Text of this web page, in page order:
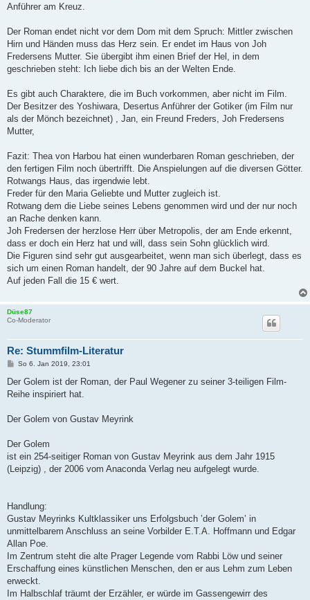
Anführer am Kreuz.
Der Roman endet nicht vor dem Dom mit dem Spruch: Mittler zwischen
Hirn und Händen muss das Herz sein. Er endet im Haus von Joh
Fredersens Mutter. Sie übergibt ihm einen Brief der Hel, in dem
geschrieben steht: Ich liebe dich bis an der Welten Ende.
Es gibt auch Charaktere, die im Buch vorkommen, aber nicht im Film.
Der Besitzer des Yoshiwara, Desertus Anführer der Gotiker (im Film nur
als der Mönch bezeichnet) , Jan, ein Freund Freders, Joh Fredersens
Mutter,
Fazit: Thea von Harbou hat einen wunderbaren Roman geschrieben, der
den fertigen Film noch übertrifft. Die Anspielungen auf die diversen Götter.
Rotwangs Haus, das irgendwie lebt.
Freder für den Maria Geliebte und Mutter zugleich ist.
Rotwang dem die Liebe seines Lebens genommen wird und der nur noch
an Rache denken kann.
Joh Fredersen der herzlose Herr über Metropolis, der am Ende erkennt,
dass er doch ein Herz hat und will, dass sein Sohn glücklich wird.
Die Figuren sind sehr gut ausgearbeitet, wenn man sich überlegt, dass es
sich um einen Roman handelt, der 90 Jahre auf dem Buckel hat.
Auf jeden Fall die 15 € wert.
Düse87
Co-Moderator
Re: Stummfilm-Literatur
B
i
r
So 6. Jan 2019, 23:01
Der Golem ist der Roman, der Paul Wegener zu seiner 3-teiligen Film-
Reihe inspiriert hat.
Der Golem von Gustav Meyrink
Der Golem
ist ein 254-seitiger Roman von Gustav Meyrink aus dem Jahr 1915
(Leipzig) , der 2006 vom Anaconda Verlag neu aufgelegt wurde.
Handlung:
Gustav Meyrinks Kultklassiker uns Erfolgsbuch ’der Golem’ in
unmittelbarem Anschluss an seine Vorbilder E.T.A. Hoffmann und Edgar
Allan Poe.
Im Zentrum steht die alte Prager Legende vom Rabbi Löw und seiner
Erschaffung eines künstlichen Menschen, den er aus Lehm zum Leben
erweckt.
Im Halbschlaf träumt der Erzähler, er würde im Gassengewirr des